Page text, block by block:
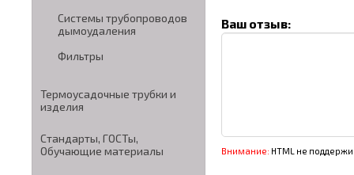
Системы трубопроводов
дымоудаления
Фильтры
Термоусадочные трубки и
изделия
Стандарты, ГОСТы,
Обучающие материалы
Ваш отзыв:
Внимание: HTML не